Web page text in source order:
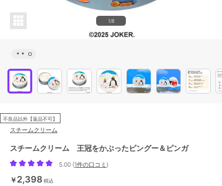
1/8
＊＊ ○
不良品以外【返品不可】
スチームクリーム
スチームクリーム 王冠をかぶったピングー＆ピンガ
5.00 (1件の口コミ )
￥2,398 税込